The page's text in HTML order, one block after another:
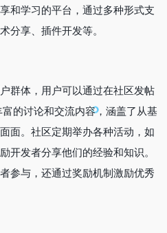
和学习的平台‌，通过多种形式支
分享、插件开发等‌。
群体，用户可以通过在社区发帖
的讨论和交流内容，涵盖了从基
面。社区定期举办各种活动，如
开发者分享他们的经验和知识。
参与，还通过奖励机制激励优秀